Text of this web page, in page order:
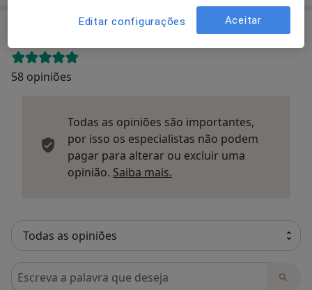
Opiniões sobre os médicos (58)
58 opiniões
Todas as opiniões são importantes,
por isso os especialistas não podem
pagar para alterar ou excluir uma
opinião. Saiba mais.
Pesquisar em opiniões
Editar configurações Aceitar